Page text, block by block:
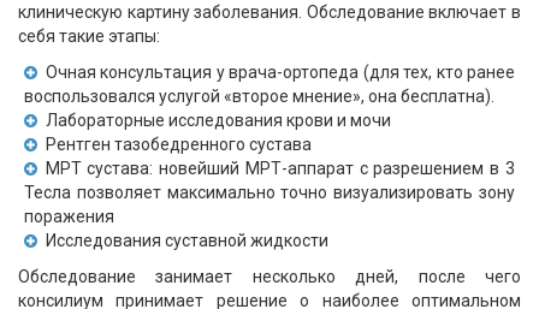
клиническую картину заболевания. Обследование включает в
себя такие этапы:
Очная консультация у врача-ортопеда (для тех, кто ранее
воспользовался услугой «второе мнение», она бесплатна).
Лабораторные исследования крови и мочи
Рентген тазобедренного сустава
МРТ сустава: новейший МРТ-аппарат с разрешением в 3
Тесла позволяет максимально точно визуализировать зону
поражения
Исследования суставной жидкости
Обследование занимает несколько дней, после чего
консилиум принимает решение о наиболее оптимальном